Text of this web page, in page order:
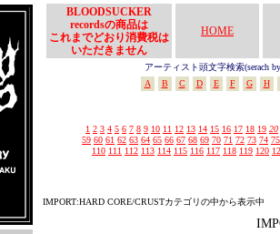
BLOODSUCKER
recordsの商品は
これまでどおり消費税は
いただきません
HOME
アーティスト頭文字検索(serach
A
B C D E F G H
1 2 3 4 5 6 7 8 9 10 11 12 13 14 15 16 17 18 19 20
59 60 61 62 63 64 65 66 67 68 69 70 71 72 73 74 75
110 111 112 113 114 115 116 117 118 119 120
IMPORT:HARD CORE/CRUSTカテゴリの中から表示中